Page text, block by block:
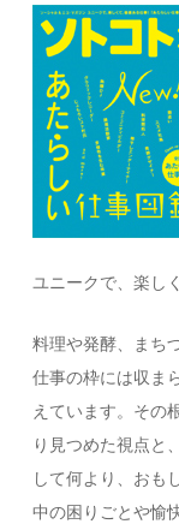
ユニークで、楽し
料理や発酵、まち
仕事の枠には収ま
えています。その
り見つめた視点と
して何より、おも
中の困りごとや愉